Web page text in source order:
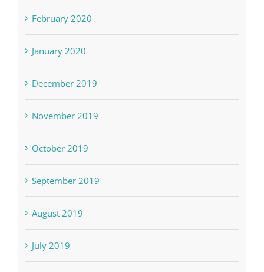
February 2020
January 2020
December 2019
November 2019
October 2019
September 2019
August 2019
July 2019